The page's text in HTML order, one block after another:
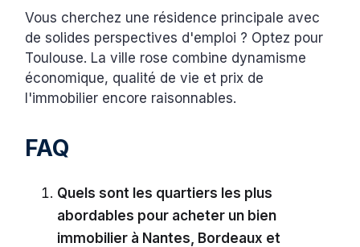
Vous cherchez une résidence principale avec
de solides perspectives d'emploi ? Optez pour
Toulouse. La ville rose combine dynamisme
économique, qualité de vie et prix de
l'immobilier encore raisonnables.
FAQ
Quels sont les quartiers les plus
abordables pour acheter un bien
immobilier à Nantes, Bordeaux et